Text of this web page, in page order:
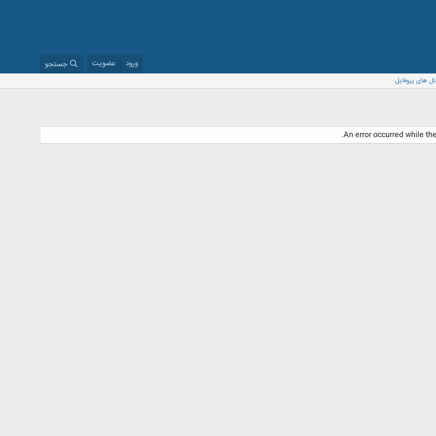
ورود عضویت جستجو
های پروفایل
An error occurred while